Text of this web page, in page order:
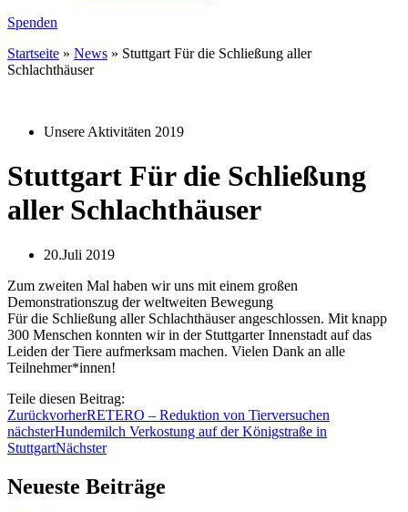
Spenden
Startseite » News » Stuttgart Für die Schließung aller
Schlachthäuser
Unsere Aktivitäten 2019
Stuttgart Für die Schließung
aller Schlachthäuser
20.Juli 2019
Zum zweiten Mal haben wir uns mit einem großen
Demonstrationszug der weltweiten Bewegung
Für die Schließung aller Schlachthäuser angeschlossen. Mit knapp
300 Menschen konnten wir in der Stuttgarter Innenstadt auf das
Leiden der Tiere aufmerksam machen. Vielen Dank an alle
Teilnehmer*innen!
Teile diesen Beitrag:
ZurückvorherRETERO – Reduktion von Tierversuchen
nächsterHundemilch Verkostung auf der Königstraße in
StuttgartNächster
Neueste Beiträge